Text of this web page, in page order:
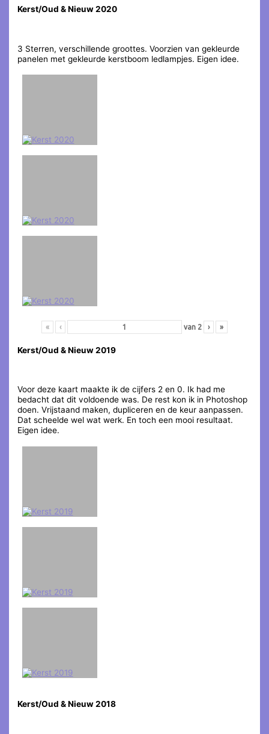
Kerst/Oud & Nieuw 2020
3 Sterren, verschillende groottes. Voorzien van gekleurde
panelen met gekleurde kerstboom ledlampjes. Eigen idee.
« ‹ van 2 › »
Kerst/Oud & Nieuw 2019
Voor deze kaart maakte ik de cijfers 2 en 0. Ik had me
bedacht dat dit voldoende was. De rest kon ik in Photoshop
doen. Vrijstaand maken, dupliceren en de keur aanpassen.
Dat scheelde wel wat werk. En toch een mooi resultaat.
Eigen idee.
Kerst/Oud & Nieuw 2018